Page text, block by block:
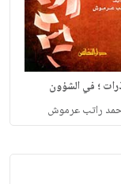
؛ في الشؤون
راتب عرموش